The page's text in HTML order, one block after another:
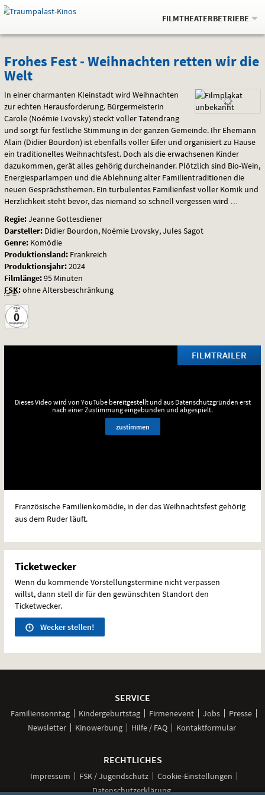
Springe
zum
,zum
.
Navigation
Service
Gehe
zur
Auswahl
FILMTHEATERBETRIEBE
Frohes
Fest
-
Weihnachten
retten
wir
die
Welt
Frohes Fest - Weihnachten retten wir die
Welt
In einer charmanten Kleinstadt wird Weihnachten
zur echten Herausforderung. Bürgermeisterin
Carole (Noémie Lvovsky) steckt voller Tatendrang
und sorgt für festliche Stimmung in der ganzen Gemeinde. Ihr Ehemann
Alain (Didier Bourdon) ist ebenfalls voller Eifer und organisiert zu Hause
ein traditionelles Weihnachtsfest. Doch als die erwachsenen Kinder
dazukommen, gerät alles gehörig durcheinander. Plötzlich sind Bio-Wein,
Energiesparlampen und die Ablehnung alter Familientraditionen die
neuen Gesprächsthemen. Ein turbulentes Familienfest voller Komik und
Herzlichkeit steht bevor, das niemand so schnell vergessen wird …
Regie:Jeanne Gottesdiener
Darsteller: Didier Bourdon, Noémie Lvovsky, Jules Sagot
Genre: Komödie
Produktionsland: Frankreich
Produktionsjahr:2024
Filmlänge:95 Minuten
FSK:ohne Altersbeschränkung
FILMTRAILER
Dieses Video wird von YouTube bereitgestellt und aus Datenschutzgründen erst
nach einer Zustimmung eingebunden und abgespielt.
zustimmen
Französische Familienkomödie, in der das Weihnachtsfest gehörig
aus dem Ruder läuft.
Ticketwecker
Wenn du kommende Vorstellungstermine nicht verpassen
willst, dann stell dir für den gewünschten Standort den
Ticketwecker.
Wecker stellen!
SERVICE
Familiensonntag Kindergeburtstag Firmenevent Jobs
Presse
Newsletter
Kinowerbung Hilfe / FAQ Kontaktformular
RECHTLICHES
Impressum FSK / Jugendschutz
Cookie-Einstellungen
Datenschutzerklärung